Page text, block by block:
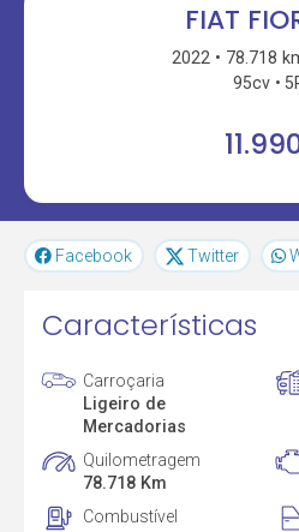
FIAT
2022 78.718
95cv
Facebook Twitter
Características
Carroçaria
Ligeiro de
Mercadorias
Quilometragem
78.718 Km
Combustível